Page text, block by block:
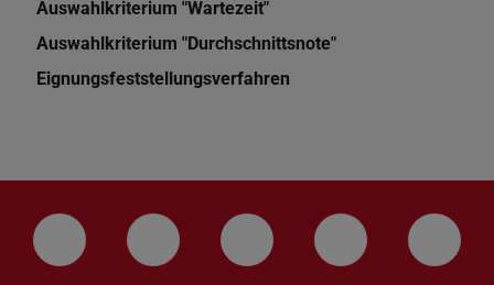
Auswahlkriterium "Wartezeit"
Auswahlkriterium "Durchschnittsnote"
Eignungsfeststellungsverfahren
LinkedIn-Seite der TU Darmstadt
Instagram-Kanal der TU
Bluesky-Kanal der TU
Facebook-